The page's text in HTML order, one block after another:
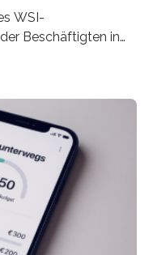
WSI-
Beschäftigten in
mit 72 Prozent
geworden. Für
zumeist im Juni oder
Faktor, um
leisten zu
noch nicht
in der